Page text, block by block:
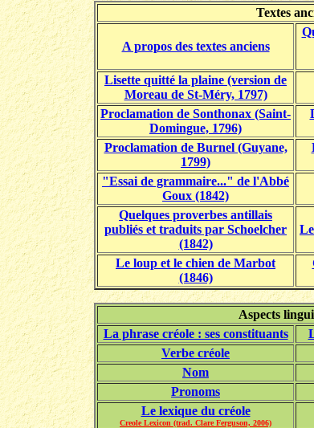
Textes
A propos des textes anciens
Lisette quitté la plaine (version de
Moreau de St-Méry, 1797)
Proclamation de Sonthonax (Saint-
Domingue, 1796)
Proclamation de Burnel (Guyane,
1799)
"Essai de grammaire..." de l'Abbé
Goux (1842)
Quelques proverbes antillais
publiés et traduits par Schoelcher
(1842)
Le loup et le chien de Marbot
(1846)
Aspects
La phrase créole : ses constituants
Verbe créole
Nom
Pronoms
Le lexique du créole
Creole Lexicon (trad. Clare Ferguson, 2006)